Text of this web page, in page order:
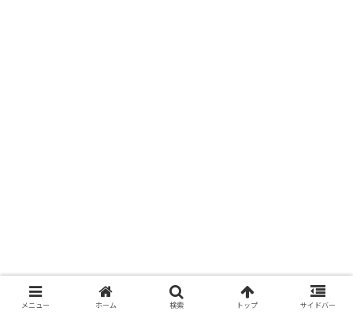
メニュー ホーム 検索 トップ サイドバー